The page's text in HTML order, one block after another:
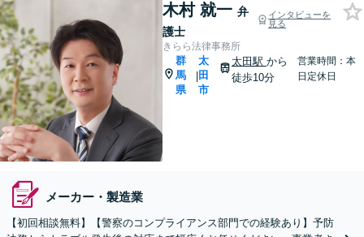
木村 就一 弁
護士
インタビューを
見る
きらら法律事務所
群
馬
県
|
太
田
市
太田駅 から
徒歩10分
営業時間：本
日定休日
メーカー・製造業
【初回相談無料】【警察のコンプライアンス部門での経験あり】予防